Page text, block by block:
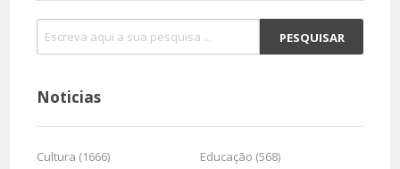
Noticias
Cultura (1666)
Educação (568)